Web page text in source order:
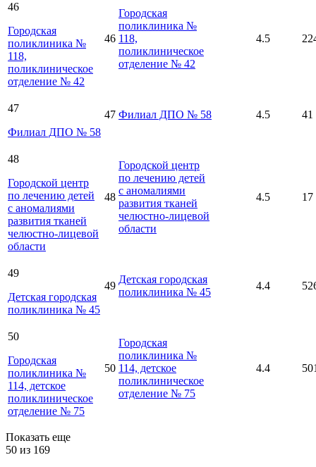
46
Городская
поликлиника №
118,
поликлиническое
отделение № 42
46
Городская
поликлиника №
118,
поликлиническое
отделение № 42
4.5
47
Филиал ДПО № 58
47 Филиал ДПО № 58 4.5 41
48
Городской центр
по лечению детей
с аномалиями
развития тканей
челюстно-лицевой
области
48
Городской центр
по лечению детей
с аномалиями
развития тканей
челюстно-лицевой
области
4.5 17
49
Детская городская
поликлиника № 45
49
Детская городская
поликлиника № 45
4.4
50
Городская
поликлиника №
114, детское
поликлиническое
отделение № 75
50
Городская
поликлиника №
114, детское
поликлиническое
отделение № 75
4.4
Показать еще
50 из 169